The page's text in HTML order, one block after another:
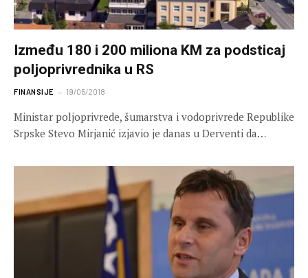
Između 180 i 200 miliona KM za podsticaj
poljoprivrednika u RS
FINANSIJE 19/05/2018
Ministar poljoprivrede, šumarstva i vodoprivrede Republike
Srpske Stevo Mirjanić izjavio je danas u Derventi da…